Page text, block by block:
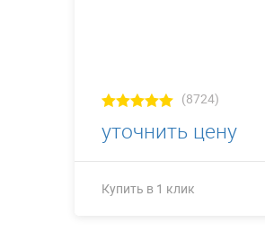
(8724)
уточнить цену
Купить в 1 клик